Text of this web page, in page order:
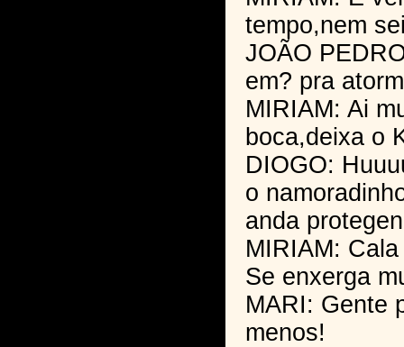
tempo,nem
JOÃO
em? pra
MIRIAM: Ai
boca,deixa o
DIOGO:
o
anda
MIRIAM:
Se enxerga
MARI: Gente
menos!